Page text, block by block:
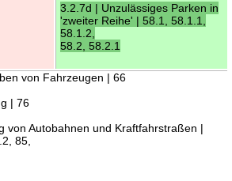
3.2.7d | Unzulässiges Parken in
'zweiter Reihe' | 58.1, 58.1.1,
58.1.2,
58.2, 58.2.1
von Fahrzeugen | 66
| 76
von Autobahnen und Kraftfahrstraßen |
85,